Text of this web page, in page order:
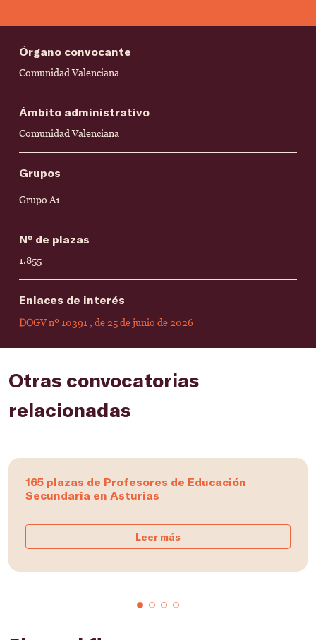
Órgano convocante
Comunidad Valenciana
Ámbito administrativo
Comunidad Valenciana
Grupos
Grupo A1
Nº de plazas
1.855
Enlaces de interés
DOGV nº 10391 , de 25 de junio de 2026
Otras convocatorias
relacionadas
165 plazas de Profesores de Educación
Secundaria en Asturias
Leer más